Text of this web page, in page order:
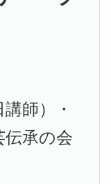
師）・
承の会